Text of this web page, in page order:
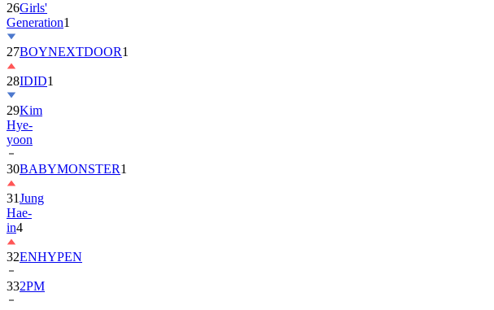
26Girls'
Generation1
27BOYNEXTDOOR1
28IDID1
29Kim
Hye-
yoon
30BABYMONSTER1
31Jung
Hae-
in4
32ENHYPEN
332PM